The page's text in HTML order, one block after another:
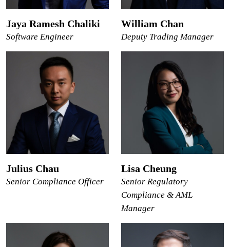
Jaya Ramesh Chaliki
Software Engineer
William Chan
Deputy Trading Manager
Julius Chau
Senior Compliance Officer
Lisa Cheung
Senior Regulatory
Compliance & AML
Manager